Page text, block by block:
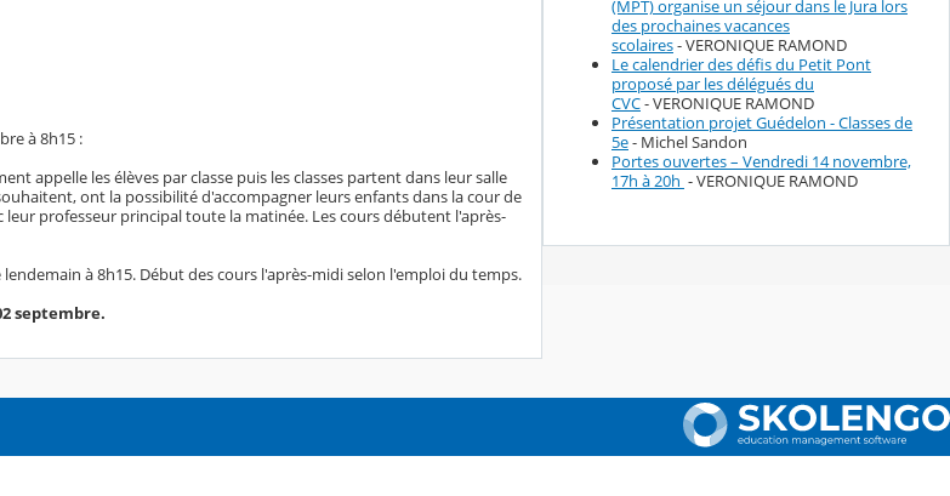
à 8h15 :
appelle les élèves par classe puis les classes partent dans leur salle
ont la possibilité d'accompagner leurs enfants dans la cour de
leur professeur principal toute la matinée. Les cours débutent l'après-
lendemain à 8h15. Début des cours l'après-midi selon l'emploi du temps.
septembre.
(MPT) organise un séjour dans le Jura lors
des prochaines vacances
scolaires- VERONIQUE RAMOND
Le calendrier des défis du Petit Pont
proposé par les délégués du
CVC- VERONIQUE RAMOND
Présentation projet Guédelon - Classes de
5e- Michel Sandon
Portes ouvertes – Vendredi 14 novembre,
17h à 20h - VERONIQUE RAMOND